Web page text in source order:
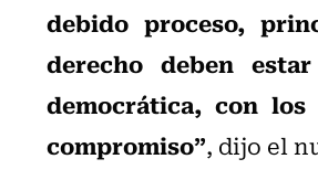
debido proceso,
derecho deben
democrática, con
compromiso”, dijo el